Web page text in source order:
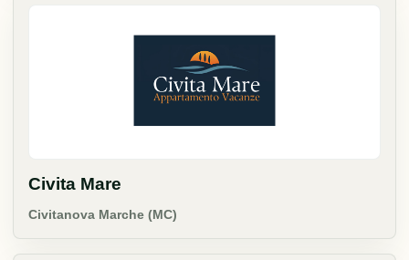
Civita Mare
Civitanova Marche (MC)